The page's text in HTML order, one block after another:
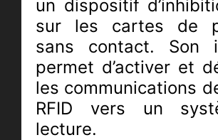
un dispositif
sur les cartes de
sans contact. Son
permet d’activer et
les communications
RFID vers un
lecture.